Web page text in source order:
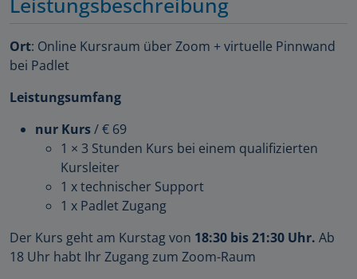
Ort: Online Kursraum über Zoom + virtuelle Pinnwand
bei Padlet
Leistungsumfang
nur Kurs/ € 69
1 × 3 Stunden Kurs bei einem qualifizierten
Kursleiter
1 x technischer Support
1 x Padlet Zugang
Der Kurs geht am Kurstag von 18:30 bis 21:30 Uhr. Ab
18 Uhr habt Ihr Zugang zum Zoom-Raum